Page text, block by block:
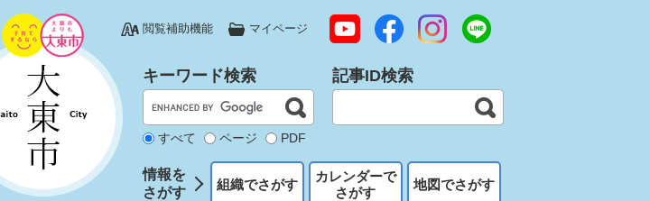
閲覧補助機能 マイページ
キーワード検索
すべて ページ PDF
記事ID検索
情報を
さがす
組織でさがす
カレンダーで
さがす
地図でさがす